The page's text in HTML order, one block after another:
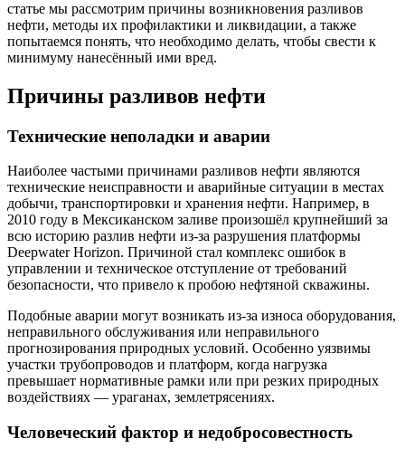
статье мы рассмотрим причины возникновения разливов
нефти, методы их профилактики и ликвидации, а также
попытаемся понять, что необходимо делать, чтобы свести к
минимуму нанесённый ими вред.
Причины разливов нефти
Технические неполадки и аварии
Наиболее частыми причинами разливов нефти являются
технические неисправности и аварийные ситуации в местах
добычи, транспортировки и хранения нефти. Например, в
2010 году в Мексиканском заливе произошёл крупнейший за
всю историю разлив нефти из-за разрушения платформы
Deepwater Horizon. Причиной стал комплекс ошибок в
управлении и техническое отступление от требований
безопасности, что привело к пробою нефтяной скважины.
Подобные аварии могут возникать из-за износа оборудования,
неправильного обслуживания или неправильного
прогнозирования природных условий. Особенно уязвимы
участки трубопроводов и платформ, когда нагрузка
превышает нормативные рамки или при резких природных
воздействиях — ураганах, землетрясениях.
Человеческий фактор и недобросовестность